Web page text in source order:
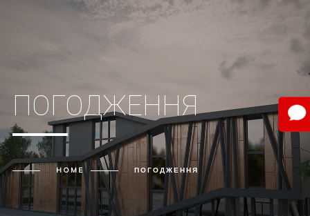
ПОГОДЖЕННЯ
HOME ПОГОДЖЕННЯ